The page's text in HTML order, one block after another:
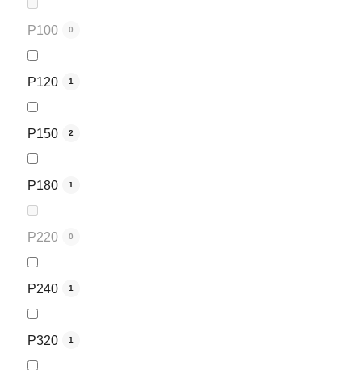
P100 0
P120 1
P150 2
P180 1
P220 0
P240 1
P320 1